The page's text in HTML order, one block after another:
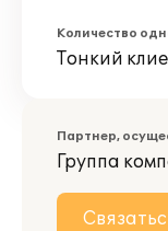
Количество
Тонкий
Партнер,
Группа